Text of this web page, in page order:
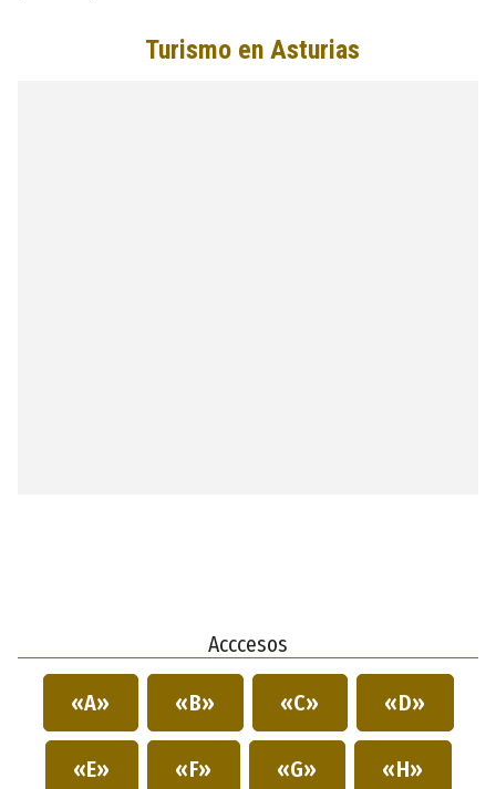
Acccesos
«A» «B» «C» «D»
«E» «F» «G» «H»